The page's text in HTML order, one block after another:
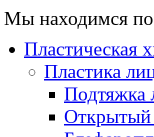
Мы находимся
Пластическая
Пластика
Подтяжка
Открытый